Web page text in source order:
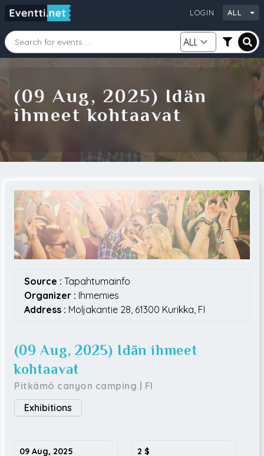
Search
LOGIN ALL
(09 Aug, 2025) Idän
ihmeet kohtaavat
Source : Tapahtumainfo
Organizer : Ihmemies
Address : Moljakantie 28, 61300 Kurikka, FI
(09 Aug, 2025) Idän ihmeet
kohtaavat
Pitkämö canyon camping | FI
Exhibitions
09 Aug, 2025
2 $